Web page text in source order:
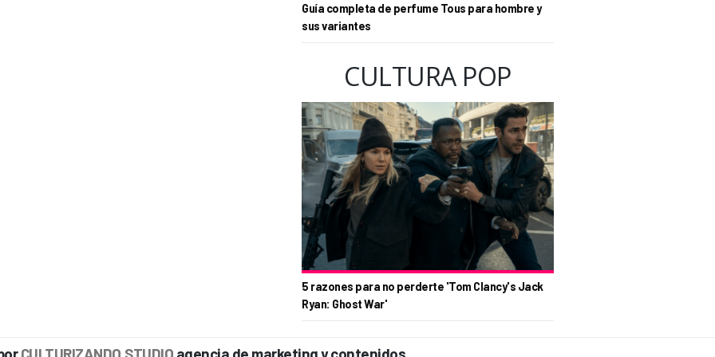
Guía completa de perfume Tous para hombre y
sus variantes
CULTURA POP
5 razones para no perderte 'Tom Clancy's Jack
Ryan: Ghost War'